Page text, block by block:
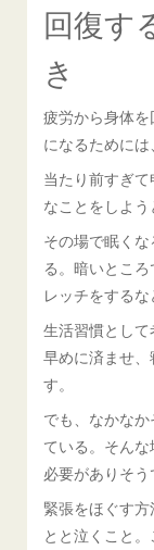
回復す
き
疲労から身体
になるために
当たり前すぎ
なことをしよう
その場で眠く
る。暗いとこ
レッチをするな
生活習慣とし
早めに済ませ
す。
でも、なかな
ている。そん
必要がありそう
緊張をほぐす
とと泣くこと